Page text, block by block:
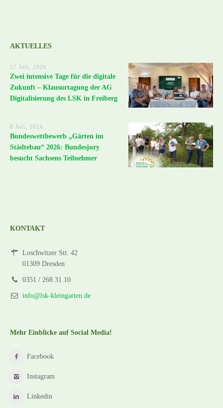
AKTUELLES
27 Juli, 2026
Zwei intensive Tage für die digitale
Zukunft – Klausurtagung der AG
Digitalisierung des LSK in Freiberg
8 Juli, 2026
Bundeswettbewerb „Gärten im
Städtebau“ 2026: Bundesjury
besucht Sachsens Teilnehmer
KONTAKT
Loschwitzer Str. 42
01309 Dresden
0351 / 268 31 10
info@lsk-kleingarten.de
Mehr Einblicke auf Social Media!
Facebook
Instagram
Linkedin